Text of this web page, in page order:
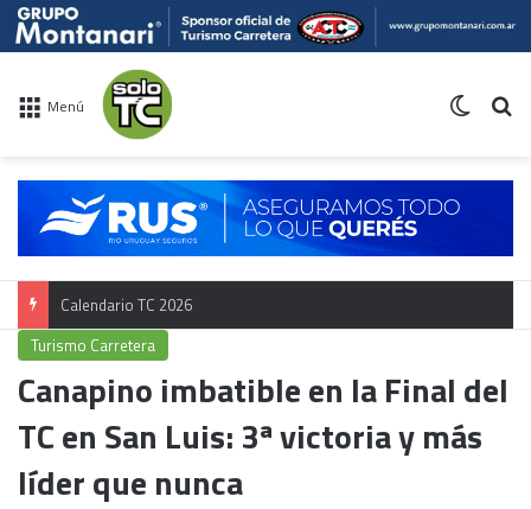
Menú
Calendario TC 2026
Turismo Carretera
Canapino imbatible en la Final del
TC en San Luis: 3ª victoria y más
líder que nunca